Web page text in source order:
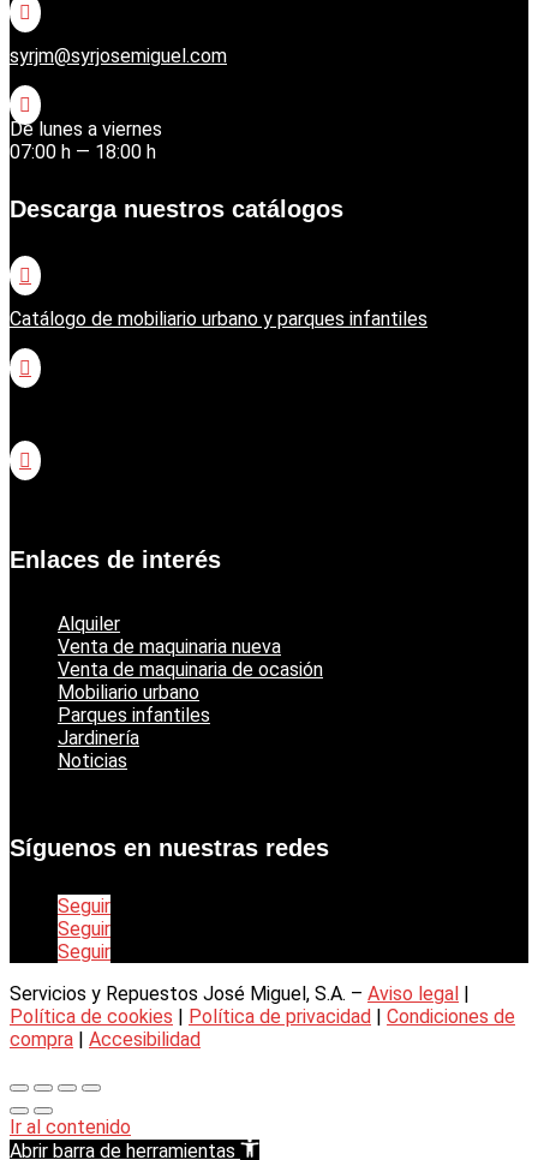

syrjm@syrjosemiguel.com

De lunes a viernes
07:00 h — 18:00 h
Descarga nuestros catálogos

Catálogo de mobiliario urbano y parques infantiles


Enlaces de interés
Alquiler
Venta de maquinaria nueva
Venta de maquinaria de ocasión
Mobiliario urbano
Parques infantiles
Jardinería
Noticias
Síguenos en nuestras redes
Seguir
Seguir
Seguir
Servicios y Repuestos José Miguel, S.A. – Aviso legal |
Política de cookies | Política de privacidad | Condiciones de
compra | Accesibilidad
Ir al contenido
Abrir barra de herramientas